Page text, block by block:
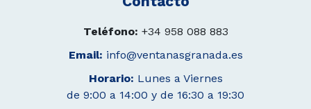
Teléfono: +34 958 088 883
Email: info@ventanasgranada.es
Horario: Lunes a Viernes
de 9:00 a 14:00 y de 16:30 a 19:30